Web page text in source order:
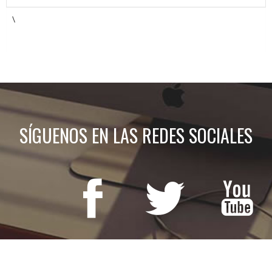
\
SÍGUENOS EN LAS REDES SOCIALES